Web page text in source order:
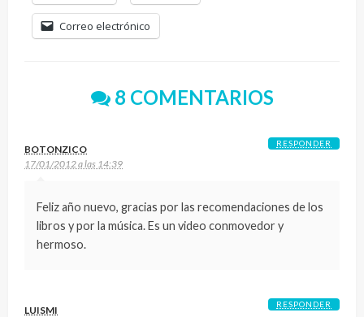
Correo electrónico
8 COMENTARIOS
BOTONZICO
17/01/2012 a las 14:39
Feliz año nuevo, gracias por las recomendaciones de los
libros y por la música. Es un video conmovedor y
hermoso.
RESPONDER
LUISMI
RESPONDER